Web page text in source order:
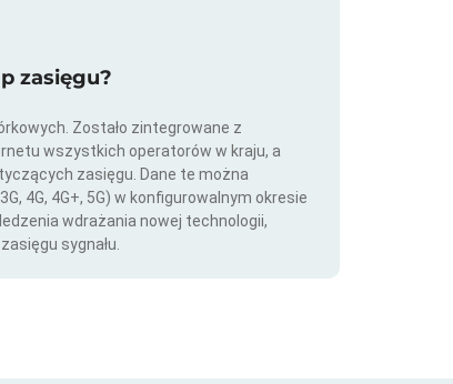
zasięgu?
Zostało zintegrowane z
wszystkich operatorów w kraju, a
zasięgu. Dane te można
4G, 4G+, 5G) w konfigurowalnym okresie
wdrażania nowej technologii,
sygnału.